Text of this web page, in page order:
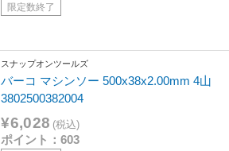
限定数終了
スナップオンツールズ
バーコ マシンソー 500x38x2.00mm 4山
3802500382004
¥6,028 (税込)
ポイント：603